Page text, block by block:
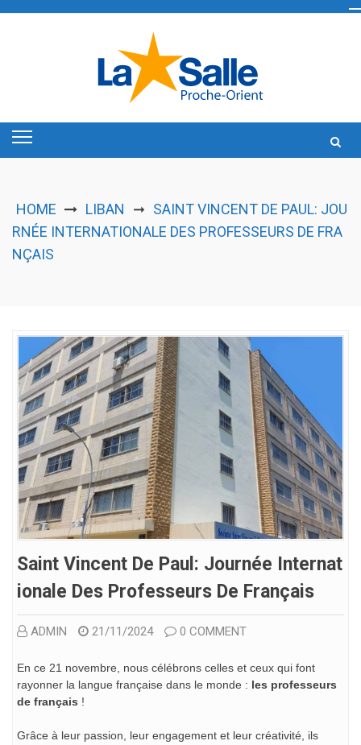
HOME LIBAN ➞ SAINT VINCENT DE PAUL: JOU
RNÉE INTERNATIONALE DES PROFESSEURS DE FRA
NÇAIS
Saint Vincent De Paul: Journée Internat
Ionale Des Professeurs De Français
ADMIN 21/11/2024 0 COMMENT
En ce 21 novembre, nous célébrons celles et ceux qui font
rayonner la langue française dans le monde : les professeurs
de français !
Grâce à leur passion, leur engagement et leur créativité, ils